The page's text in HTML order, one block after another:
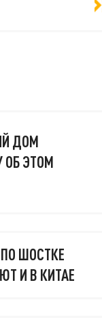
ДОМ
ОБ ЭТОМ
ШОСТКЕ
И В КИТАЕ